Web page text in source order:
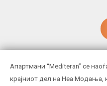
Апартмани “Mediteran” се
крајниот дел на Неа Модања,